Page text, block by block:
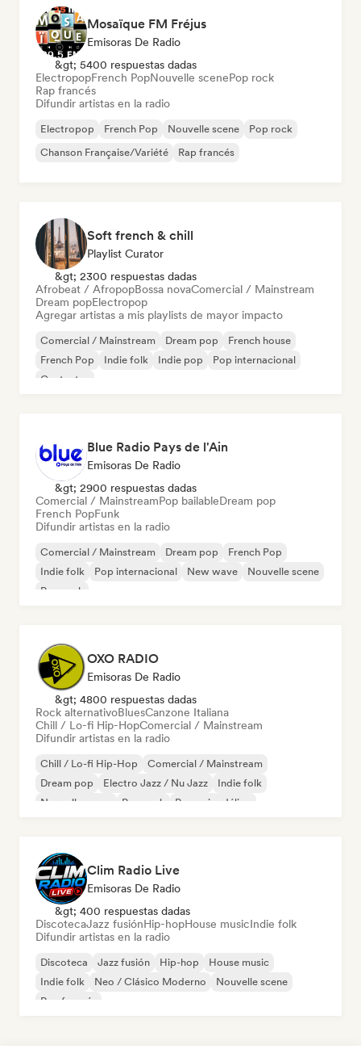
Mosaïque FM Fréjus
Emisoras De Radio
&gt; 5400 respuestas dadas
ElectropopFrench PopNouvelle scenePop rock
Rap francés
Difundir artistas en la radio
Electropop French Pop Nouvelle scene
Pop rock
Chanson Française/Variété
Rap francés
Soft french & chill
Playlist Curator
&gt; 2300 respuestas dadas
Afrobeat / AfropopBossa novaComercial / Mainstream
Dream popElectropop
Agregar artistas a mis playlists de mayor impacto
Comercial / Mainstream Dream pop
French house
French Pop
Indie folk Indie pop
Pop internacional
Cantautor
Blue Radio Pays de l'Ain
Emisoras De Radio
&gt; 2900 respuestas dadas
Comercial / MainstreamPop bailableDream pop
French PopFunk
Difundir artistas en la radio
Comercial / Mainstream Dream pop
French Pop
Indie folk
Pop internacional New wave
Nouvelle scene
Pop rock
OXO RADIO
Emisoras De Radio
&gt; 4800 respuestas dadas
Rock alternativoBluesCanzone Italiana
Chill / Lo-fi Hip-HopComercial / Mainstream
Difundir artistas en la radio
Chill / Lo-fi Hip-Hop
Comercial / Mainstream
Dream pop
Electro Jazz / Nu Jazz
Indie folk
Nouvelle scene
Pop rock Pop psicodélico
Clim Radio Live
Emisoras De Radio
&gt; 400 respuestas dadas
DiscotecaJazz fusiónHip-hopHouse musicIndie folk
Difundir artistas en la radio
Discoteca Jazz fusión Hip-hop
House music
Indie folk
Neo / Clásico Moderno
Nouvelle scene
Rap francés